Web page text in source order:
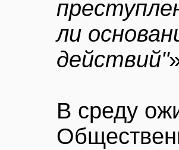
ли
действий"
В среду